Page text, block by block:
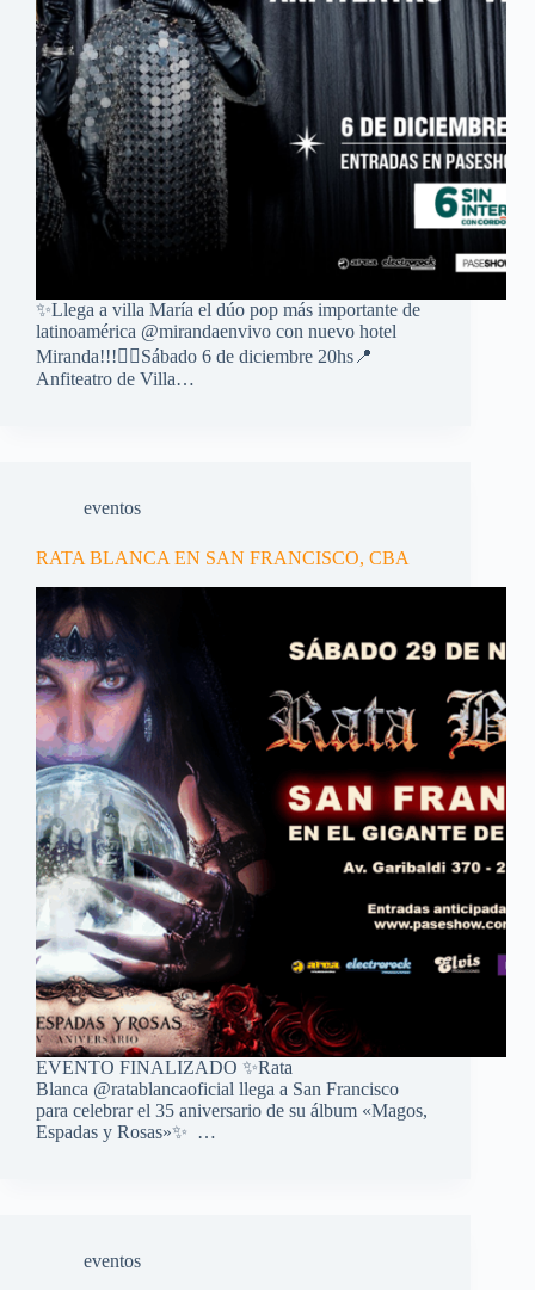
✨Llega a villa María el dúo pop más importante de
latinoamérica @mirandaenvivo con nuevo hotel
Miranda!!!👉🏼Sábado 6 de diciembre 20hs📍
Anfiteatro de Villa…
eventos
RATA BLANCA EN SAN FRANCISCO, CBA
EVENTO FINALIZADO ✨️Rata
Blanca @ratablancaoficial llega a San Francisco
para celebrar el 35 aniversario de su álbum «Magos,
Espadas y Rosas»✨️ …
eventos